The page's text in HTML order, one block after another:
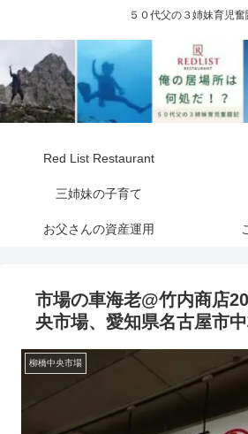
５０代父の３姉妹育児奮
Red List Restaurant
三姉妹の子育て
お父さんの資産運用
市場の車海老@竹内商店
央市場、愛知県名古屋市
柳橋中央市場